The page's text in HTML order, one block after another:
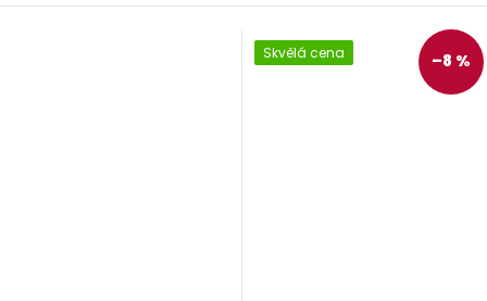
Skvělá cena –8 %